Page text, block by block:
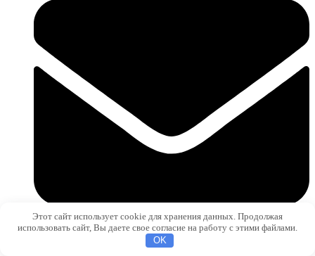
Этот сайт использует cookie для хранения данных. Продолжая
использовать сайт, Вы даете свое согласие на работу с этими файлами.
OK